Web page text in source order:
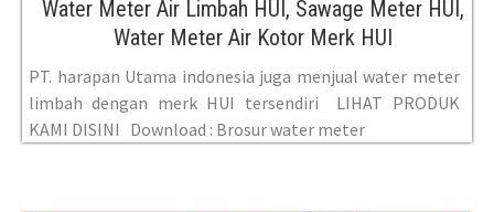
Water Meter Air Limbah HUI, Sawage Meter HUI,
Water Meter Air Kotor Merk HUI
PT. harapan Utama indonesia juga menjual water meter
limbah dengan merk HUI tersendiri LIHAT PRODUK
KAMI DISINI Download : Brosur water meter